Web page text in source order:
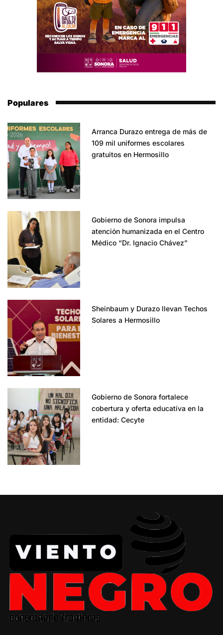
Populares
Arranca Durazo entrega de más de
109 mil uniformes escolares
gratuitos en Hermosillo
Gobierno de Sonora impulsa
atención humanizada en el Centro
Médico “Dr. Ignacio Chávez”
Sheinbaum y Durazo llevan Techos
Solares a Hermosillo
Gobierno de Sonora fortalece
cobertura y oferta educativa en la
entidad: Cecyte